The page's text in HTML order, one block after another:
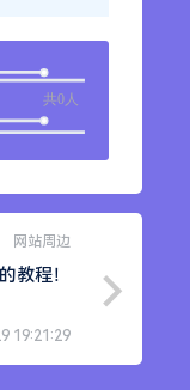
共0人
网站周边
教程！
19:21:29